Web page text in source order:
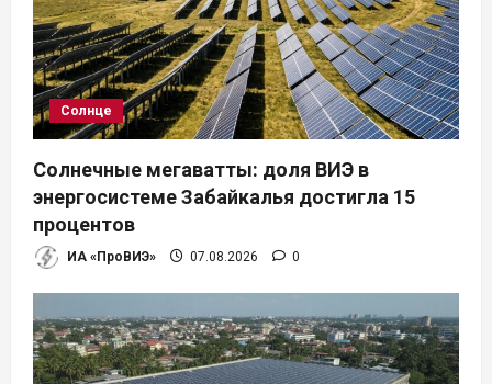
Солнце
Солнечные мегаватты: доля ВИЭ в
энергосистеме Забайкалья достигла 15
процентов
ИА «ПроВИЭ» 07.08.2026 0